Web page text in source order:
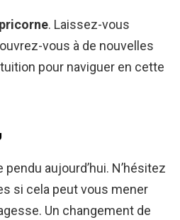
. Laissez-vous
vous à de nouvelles
pour naviguer en cette
aujourd’hui. N’hésitez
si cela peut vous mener
Un changement de